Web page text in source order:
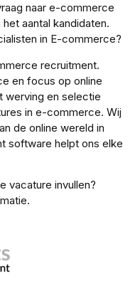
naar e-commerce
aantal kandidaten.
in E-commerce?
recruitment.
en focus op online
werving en selectie
in e-commerce. Wij
de online wereld in
software helpt ons elke
vacature invullen?